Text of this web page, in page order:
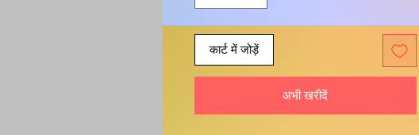
कार्ट में जोड़ें
अभी खरीदें